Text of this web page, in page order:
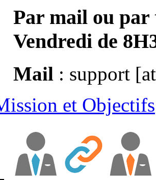
Par mail ou par
Vendredi de
Mail : support
et Objectifs